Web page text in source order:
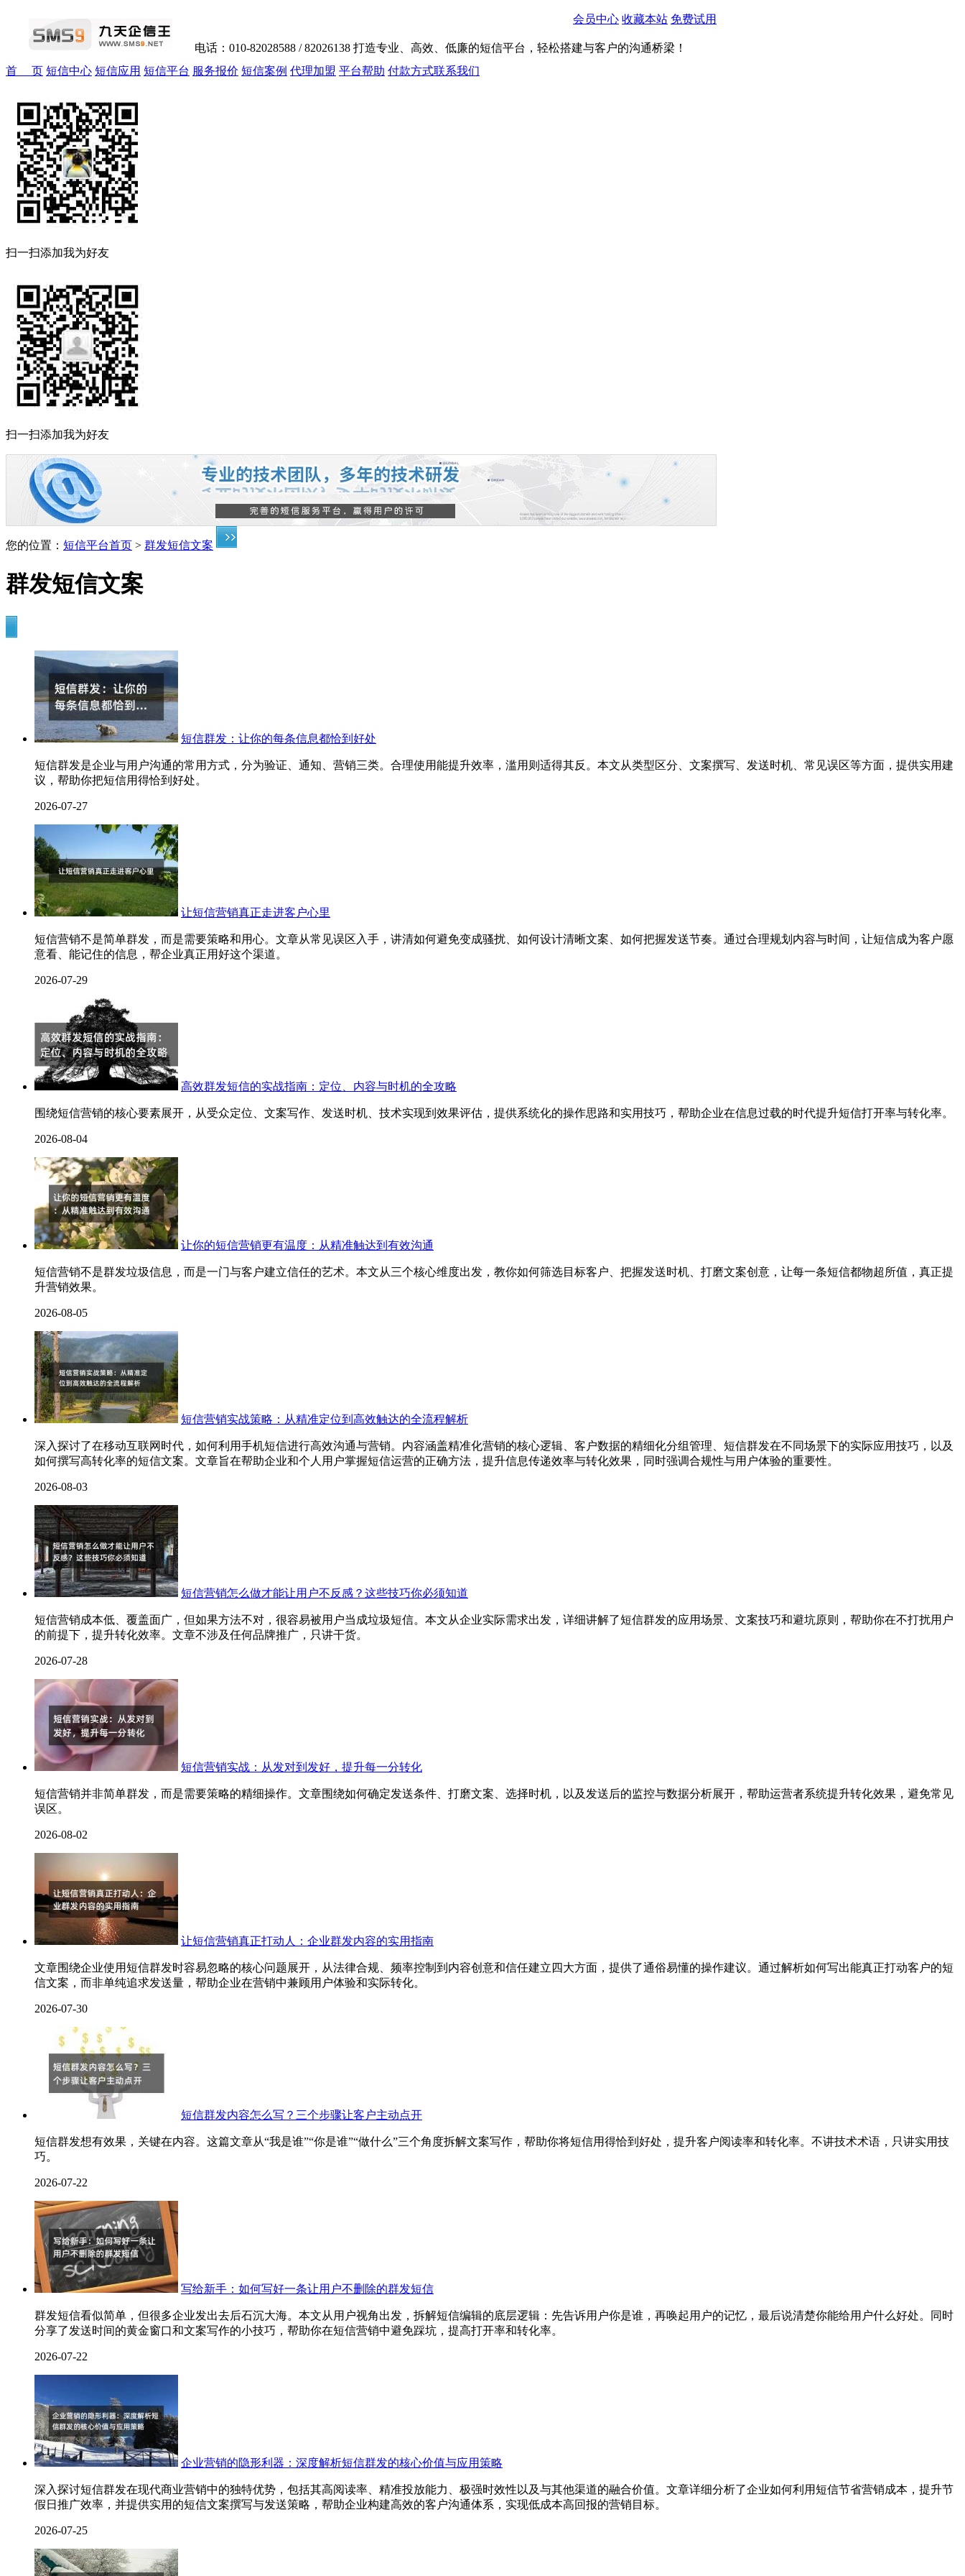
会员中心 收藏本站 免费试用
电话：010-82028588 / 82026138 打造专业、高效、低廉的短信平台，轻松搭建与客户的沟通桥梁！
首 页 短信中心 短信应用 短信平台 服务报价 短信案例 代理加盟 平台帮助 付款方式联系我们
扫一扫添加我为好友
扫一扫添加我为好友
您的位置： 短信平台首页 > 群发短信文案
群发短信文案
短信群发：让你的每条信息都恰到好处
短信群发是企业与用户沟通的常用方式，分为验证、通知、营销三类。合理使用能提升效率，滥用则适得其反。本文从类型区分、文案撰写、发送时机、常见误区等方面，提供实用建
议，帮助你把短信用得恰到好处。
2026-07-27
让短信营销真正走进客户心里
短信营销不是简单群发，而是需要策略和用心。文章从常见误区入手，讲清如何避免变成骚扰、如何设计清晰文案、如何把握发送节奏。通过合理规划内容与时间，让短信成为客户愿
意看、能记住的信息，帮企业真正用好这个渠道。
2026-07-29
高效群发短信的实战指南：定位、内容与时机的全攻略
围绕短信营销的核心要素展开，从受众定位、文案写作、发送时机、技术实现到效果评估，提供系统化的操作思路和实用技巧，帮助企业在信息过载的时代提升短信打开率与转化率。
2026-08-04
让你的短信营销更有温度：从精准触达到有效沟通
短信营销不是群发垃圾信息，而是一门与客户建立信任的艺术。本文从三个核心维度出发，教你如何筛选目标客户、把握发送时机、打磨文案创意，让每一条短信都物超所值，真正提
升营销效果。
2026-08-05
短信营销实战策略：从精准定位到高效触达的全流程解析
深入探讨了在移动互联网时代，如何利用手机短信进行高效沟通与营销。内容涵盖精准化营销的核心逻辑、客户数据的精细化分组管理、短信群发在不同场景下的实际应用技巧，以及
如何撰写高转化率的短信文案。文章旨在帮助企业和个人用户掌握短信运营的正确方法，提升信息传递效率与转化效果，同时强调合规性与用户体验的重要性。
2026-08-03
短信营销怎么做才能让用户不反感？这些技巧你必须知道
短信营销成本低、覆盖面广，但如果方法不对，很容易被用户当成垃圾短信。本文从企业实际需求出发，详细讲解了短信群发的应用场景、文案技巧和避坑原则，帮助你在不打扰用户
的前提下，提升转化效率。文章不涉及任何品牌推广，只讲干货。
2026-07-28
短信营销实战：从发对到发好，提升每一分转化
短信营销并非简单群发，而是需要策略的精细操作。文章围绕如何确定发送条件、打磨文案、选择时机，以及发送后的监控与数据分析展开，帮助运营者系统提升转化效果，避免常见
误区。
2026-08-02
让短信营销真正打动人：企业群发内容的实用指南
文章围绕企业使用短信群发时容易忽略的核心问题展开，从法律合规、频率控制到内容创意和信任建立四大方面，提供了通俗易懂的操作建议。通过解析如何写出能真正打动客户的短
信文案，而非单纯追求发送量，帮助企业在营销中兼顾用户体验和实际转化。
2026-07-30
短信群发内容怎么写？三个步骤让客户主动点开
短信群发想有效果，关键在内容。这篇文章从“我是谁”“你是谁”“做什么”三个角度拆解文案写作，帮助你将短信用得恰到好处，提升客户阅读率和转化率。不讲技术术语，只讲实用技
巧。
2026-07-22
写给新手：如何写好一条让用户不删除的群发短信
群发短信看似简单，但很多企业发出去后石沉大海。本文从用户视角出发，拆解短信编辑的底层逻辑：先告诉用户你是谁，再唤起用户的记忆，最后说清楚你能给用户什么好处。同时
分享了发送时间的黄金窗口和文案写作的小技巧，帮助你在短信营销中避免踩坑，提高打开率和转化率。
2026-07-22
企业营销的隐形利器：深度解析短信群发的核心价值与应用策略
深入探讨短信群发在现代商业营销中的独特优势，包括其高阅读率、精准投放能力、极强时效性以及与其他渠道的融合价值。文章详细分析了企业如何利用短信节省营销成本，提升节
假日推广效率，并提供实用的短信文案撰写与发送策略，帮助企业构建高效的客户沟通体系，实现低成本高回报的营销目标。
2026-07-25